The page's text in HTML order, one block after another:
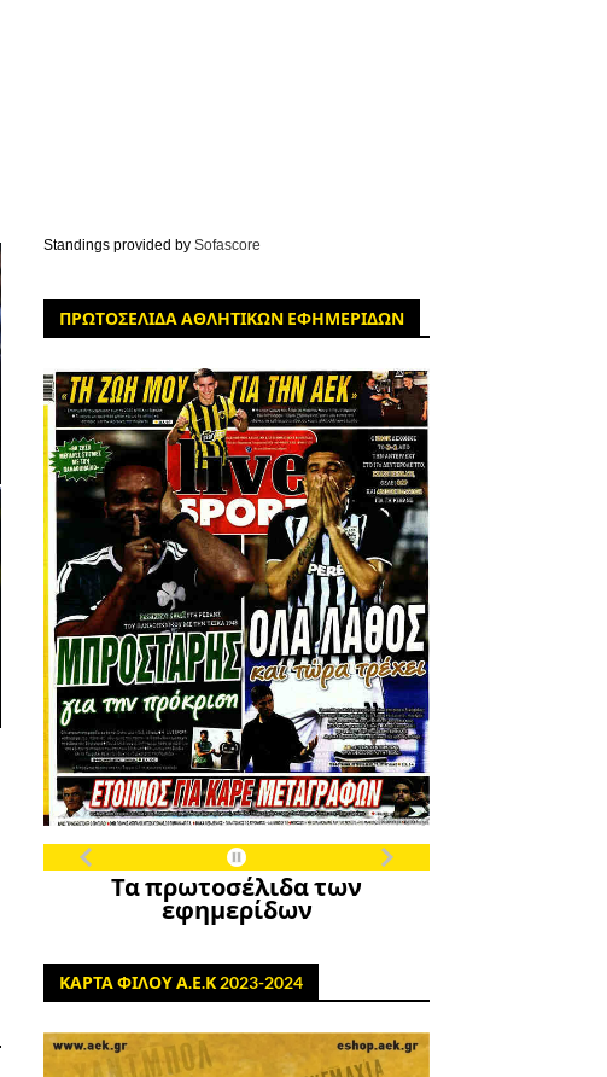
Standings provided by Sofascore
ΠΡΩΤΟΣΕΛΙΔΑ ΑΘΛΗΤΙΚΩΝ ΕΦΗΜΕΡΙΔΩΝ
Τα πρωτοσέλιδα των
εφημερίδων
ΚΑΡΤΑ ΦΙΛΟΥ Α.Ε.Κ 2023-2024